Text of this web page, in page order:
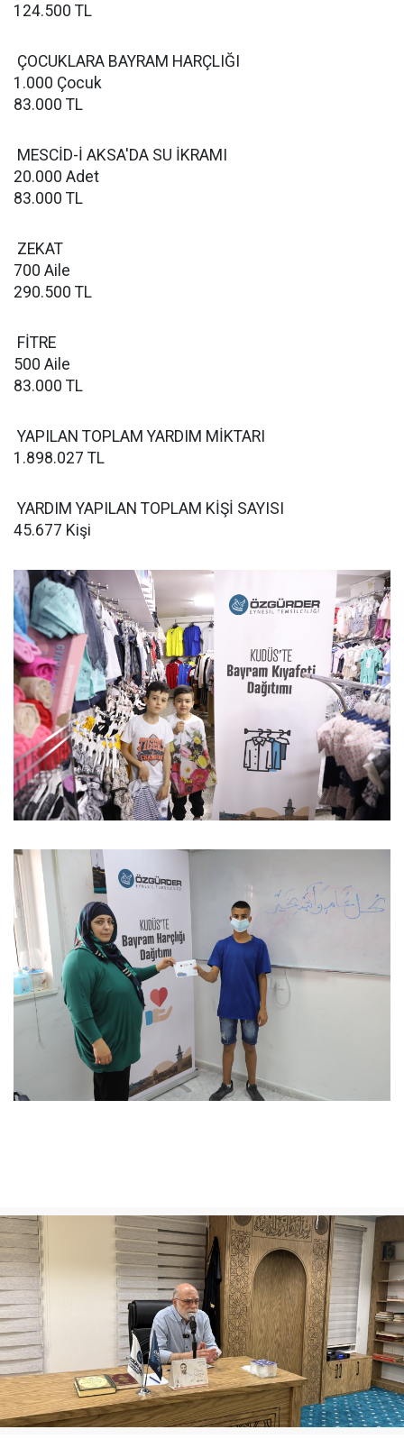
124.500 TL
ÇOCUKLARA BAYRAM HARÇLIĞI
1.000 Çocuk
83.000 TL
MESCİD-İ AKSA'DA SU İKRAMI
20.000 Adet
83.000 TL
ZEKAT
700 Aile
290.500 TL
FİTRE
500 Aile
83.000 TL
YAPILAN TOPLAM YARDIM MİKTARI
1.898.027 TL
YARDIM YAPILAN TOPLAM KİŞİ SAYISI
45.677 Kişi